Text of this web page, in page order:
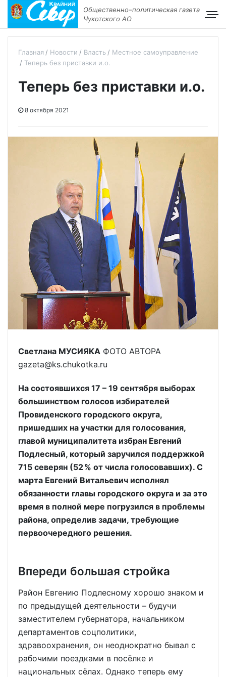
Общественно–политическая газета
Чукотского АО
Главная Новости Власть
Местное самоуправление
Теперь без приставки и.о.
Теперь без приставки и.о.
8 октября 2021
Светлана МУСИЯКА ФОТО АВТОРА
gazeta@ks.chukotka.ru
На состоявшихся 17 – 19 сентября выборах
большинством голосов избирателей
Провиденского городского округа,
пришедших на участки для голосования,
главой муниципалитета избран Евгений
Подлесный, который заручился поддержкой
715 северян (52 % от числа голосовавших). С
марта Евгений Витальевич исполнял
обязанности главы городского округа и за это
время в полной мере погрузился в проблемы
района, определив задачи, требующие
первоочередного решения.
Впереди большая стройка
Район Евгению Подлесному хорошо знаком и
по предыдущей деятельности – будучи
заместителем губернатора, начальником
департаментов соцполитики,
здравоохранения, он неоднократно бывал с
рабочими поездками в посёлке и
национальных сёлах. Однако теперь ему